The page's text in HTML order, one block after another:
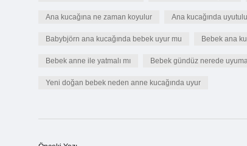
Ana kucağına ne zaman koyulur Ana kucağında
Babybjörn ana kucağında bebek uyur mu Bebek ana
Bebek anne ile yatmalı mı Bebek gündüz nerede
Yeni doğan bebek neden anne kucağında uyur